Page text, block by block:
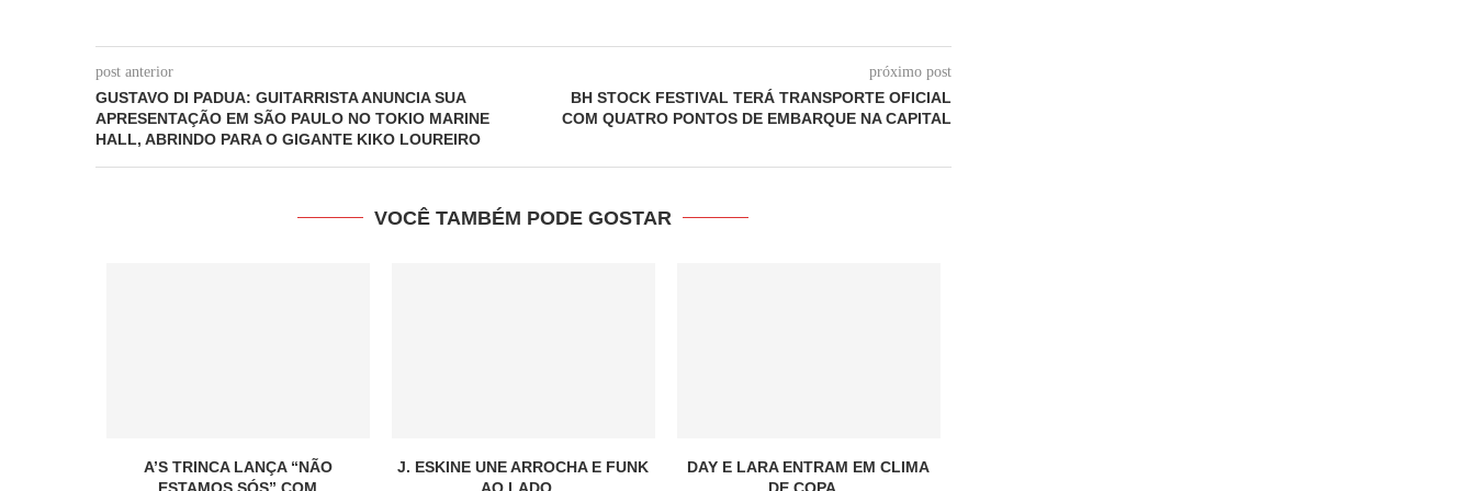
post anterior
GUSTAVO DI PADUA: GUITARRISTA ANUNCIA SUA
APRESENTAÇÃO EM SÃO PAULO NO TOKIO MARINE
HALL, ABRINDO PARA O GIGANTE KIKO LOUREIRO
próximo post
BH STOCK FESTIVAL TERÁ TRANSPORTE OFICIAL
COM QUATRO PONTOS DE EMBARQUE NA CAPITAL
VOCÊ TAMBÉM PODE GOSTAR
A’S TRINCA LANÇA “NÃO
J. ESKINE UNE ARROCHA E FUNK
DAY E LARA ENTRAM EM CLIMA